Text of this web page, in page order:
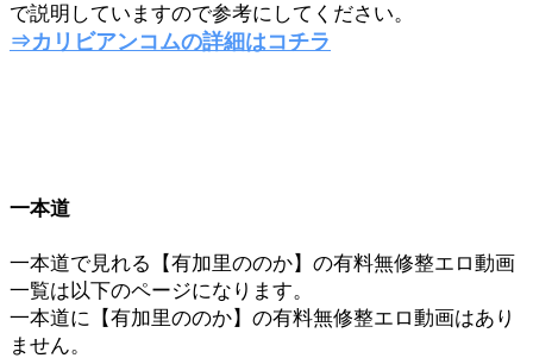
で説明していますので参考にしてください。
⇒カリビアンコムの詳細はコチラ
一本道
一本道で見れる【有加里ののか】の有料無修整エロ動画
一覧は以下のページになります。
一本道に【有加里ののか】の有料無修整エロ動画はあり
ません。